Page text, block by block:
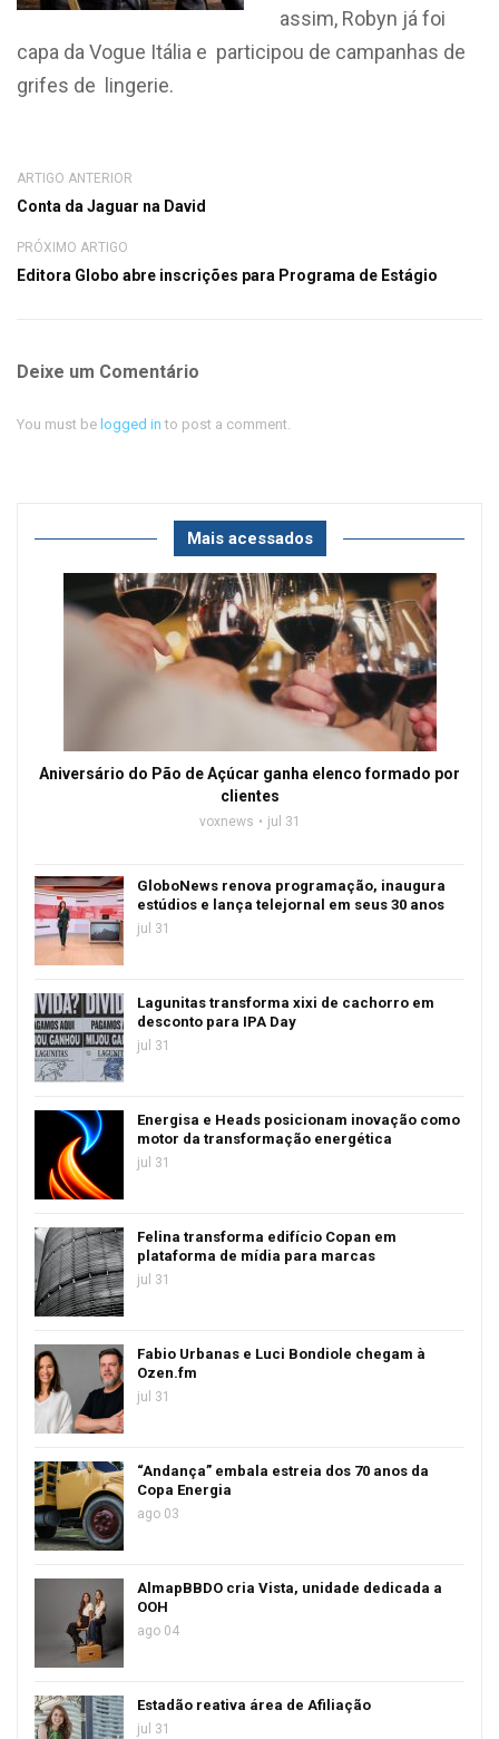
assim, Robyn já foi
capa da Vogue Itália e participou de campanhas de
grifes de lingerie.
ARTIGO ANTERIOR
Conta da Jaguar na David
PRÓXIMO ARTIGO
Editora Globo abre inscrições para Programa de Estágio
Deixe um Comentário
You must be logged in to post a comment.
Mais acessados
Aniversário do Pão de Açúcar ganha elenco formado por
clientes
voxnews jul 31
GloboNews renova programação, inaugura
estúdios e lança telejornal em seus 30 anos
jul 31
Lagunitas transforma xixi de cachorro em
desconto para IPA Day
jul 31
Energisa e Heads posicionam inovação como
motor da transformação energética
jul 31
Felina transforma edifício Copan em
plataforma de mídia para marcas
jul 31
Fabio Urbanas e Luci Bondiole chegam à
Ozen.fm
jul 31
“Andança” embala estreia dos 70 anos da
Copa Energia
ago 03
AlmapBBDO cria Vista, unidade dedicada a
OOH
ago 04
Estadão reativa área de Afiliação
jul 31